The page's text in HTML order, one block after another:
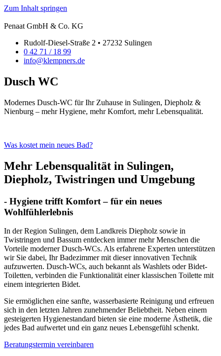
Zum Inhalt springen
Penaat GmbH & Co. KG
Rudolf-Diesel-Straße 2 • 27232 Sulingen
0 42 71 / 18 99
info@klempners.de
Dusch WC
Modernes Dusch-WC für Ihr Zuhause in Sulingen, Diepholz &
Nienburg – mehr Hygiene, mehr Komfort, mehr Lebensqualität.
Was kostet mein neues Bad?
Mehr Lebensqualität in Sulingen,
Diepholz, Twistringen und Umgebung
- Hygiene trifft Komfort – für ein neues
Wohlfühlerlebnis
In der Region Sulingen, dem Landkreis Diepholz sowie in
Twistringen und Bassum entdecken immer mehr Menschen die
Vorteile moderner Dusch-WCs. Als erfahrene Experten unterstützen
wir Sie dabei, Ihr Badezimmer mit dieser innovativen Technik
aufzuwerten. Dusch-WCs, auch bekannt als Washlets oder Bidet-
Toiletten, verbinden die Funktionalität einer klassischen Toilette mit
einem integrierten Bidet.
Sie ermöglichen eine sanfte, wasserbasierte Reinigung und erfreuen
sich in den letzten Jahren zunehmender Beliebtheit. Neben einem
gesteigerten Hygienestandard bieten sie eine moderne Ästhetik, die
jedes Bad aufwertet und ein ganz neues Lebensgefühl schenkt.
Beratungstermin vereinbaren